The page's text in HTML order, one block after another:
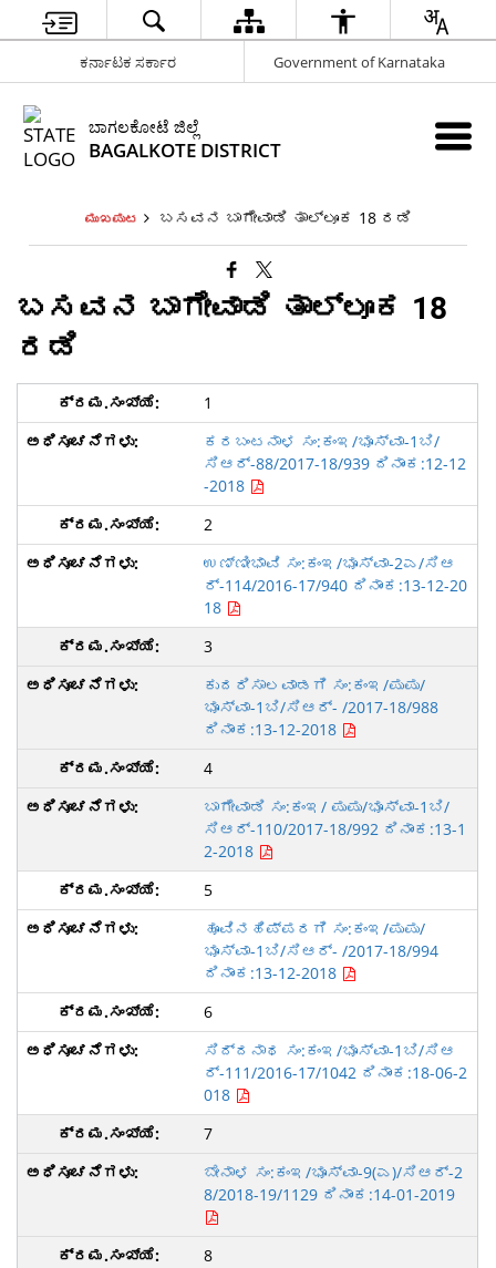
ಕರ್ನಾಟಕ ಸರ್ಕಾರ Government of Karnataka
ಬಾಗಲಕೋಟೆ ಜಿಲ್ಲೆ
BAGALKOTE DISTRICT
ಮುಖಪುಟ ಬಸವನ ಬಾಗೇವಾಡಿ ತಾಲ್ಲೂಕ 18 ರಡಿ
ಬಸವನ ಬಾಗೇವಾಡಿ ತಾಲ್ಲೂಕ 18
ರಡಿ
1
ಕರಬಂಟನಾಳ ಸಂ:ಕಂಇ/ಭೂಸ್ವಾ-1ಬಿ/
ಸಿಆರ್-88/2017-18/939 ದಿನಾಂಕ:12-12
-2018
2
ಉಣ್ಣೀಭಾವಿ ಸಂ:ಕಂಇ/ಭೂಸ್ವಾ-2ಎ/ಸಿಆ
ರ್-114/2016-17/940 ದಿನಾಂಕ:13-12-20
18
3
ಕುದರಿಸಾಲವಾಡಗಿ ಸಂ:ಕಂಇ/ಪುಪು/
ಭೂಸ್ವಾ-1ಬಿ/ಸಿಆರ್- /2017-18/988
ದಿನಾಂಕ:13-12-2018
4
ಬಾಗೇವಾಡಿ ಸಂ:ಕಂಇ/ ಪುಪು/ಭೂಸ್ವಾ-1ಬಿ/
ಸಿಆರ್-110/2017-18/992 ದಿನಾಂಕ:13-1
2-2018
5
ಹೂವಿನಹಿಪ್ಪರಗಿ ಸಂ:ಕಂಇ/ಪುಪು/
ಭೂಸ್ವಾ-1ಬಿ/ಸಿಆರ್- /2017-18/994
ದಿನಾಂಕ:13-12-2018
6
ಸಿದ್ದನಾಥ ಸಂ:ಕಂಇ/ಭೂಸ್ವಾ-1ಬಿ/ಸಿಆ
ರ್-111/2016-17/1042 ದಿನಾಂಕ:18-06-2
018
7
ಬೇನಾಳ ಸಂ:ಕಂಇ/ಭೂಸ್ವಾ-9(ಎ)/ಸಿಆರ್-2
8/2018-19/1129 ದಿನಾಂಕ:14-01-2019
8